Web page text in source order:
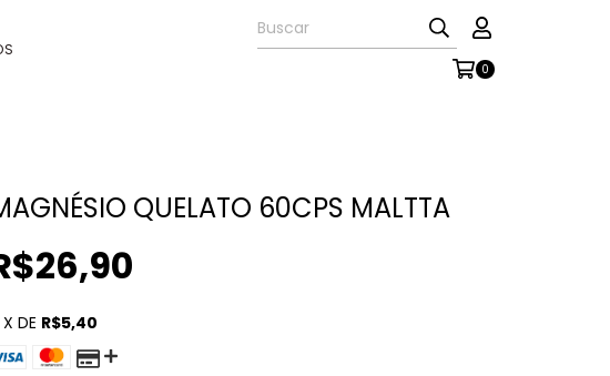
0
QUELATO 60CPS MALTTA
X DE R$5,40